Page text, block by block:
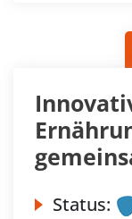
Status: